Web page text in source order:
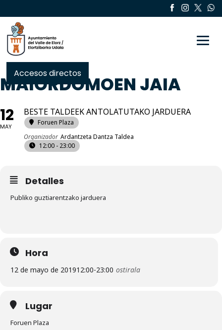
Accesos directos
MAIORDOMOEN JAIA
12
MAY
BESTE TALDEEK ANTOLATUTAKO JARDUERA
Foruen Plaza
Organizador Ardantzeta Dantza Taldea
12:00 - 23:00
Detalles
Publiko guztiarentzako jarduera
Hora
12 de mayo de 201912:00-23:00 ostirala
Lugar
Foruen Plaza